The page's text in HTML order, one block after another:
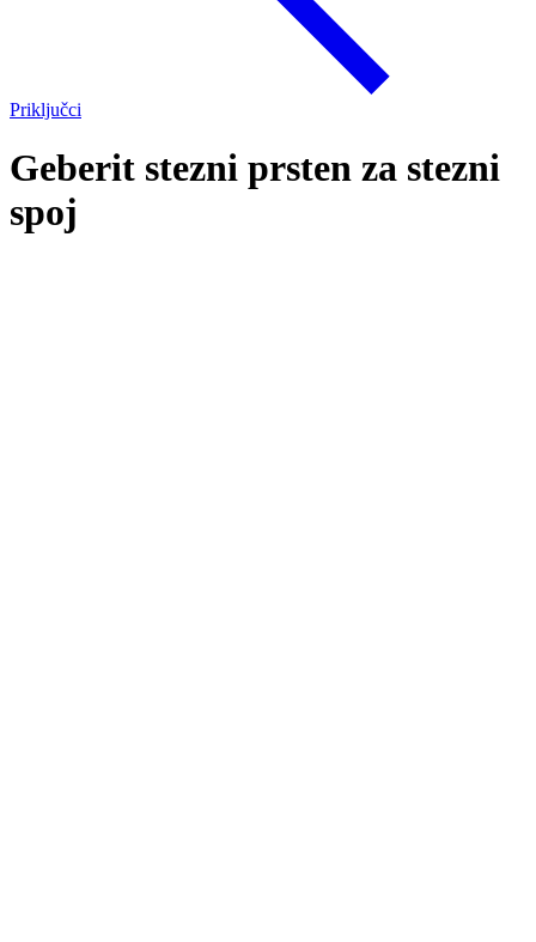
Priključci
Geberit stezni prsten za stezni
spoj